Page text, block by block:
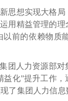
想实现大格局
用精益管理的
前的依赖物质
人力资源部对
化”提升工作
了集团人力信